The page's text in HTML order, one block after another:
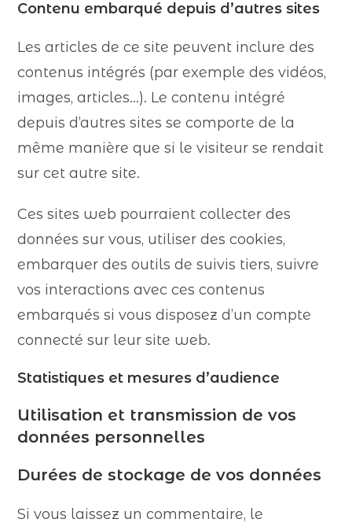
Contenu embarqué depuis d’autres sites
Les articles de ce site peuvent inclure des
contenus intégrés (par exemple des vidéos,
images, articles…). Le contenu intégré
depuis d’autres sites se comporte de la
même manière que si le visiteur se rendait
sur cet autre site.
Ces sites web pourraient collecter des
données sur vous, utiliser des cookies,
embarquer des outils de suivis tiers, suivre
vos interactions avec ces contenus
embarqués si vous disposez d’un compte
connecté sur leur site web.
Statistiques et mesures d’audience
Utilisation et transmission de vos
données personnelles
Durées de stockage de vos données
Si vous laissez un commentaire, le